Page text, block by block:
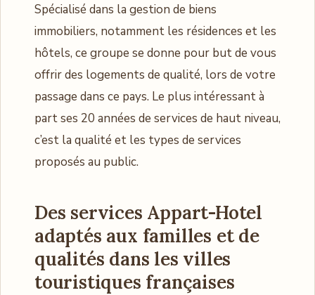
Spécialisé dans la gestion de biens
immobiliers, notamment les résidences et les
hôtels, ce groupe se donne pour but de vous
offrir des logements de qualité, lors de votre
passage dans ce pays. Le plus intéressant à
part ses 20 années de services de haut niveau,
c’est la qualité et les types de services
proposés au public.
Des services Appart-Hotel
adaptés aux familles et de
qualités dans les villes
touristiques françaises